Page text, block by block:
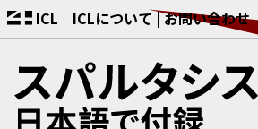
ICL ICLについて お問い合わせ